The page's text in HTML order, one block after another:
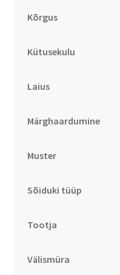
Kõrgus
Kütusekulu
Laius
Märghaardumine
Muster
Sõiduki tüüp
Tootja
Välismüra